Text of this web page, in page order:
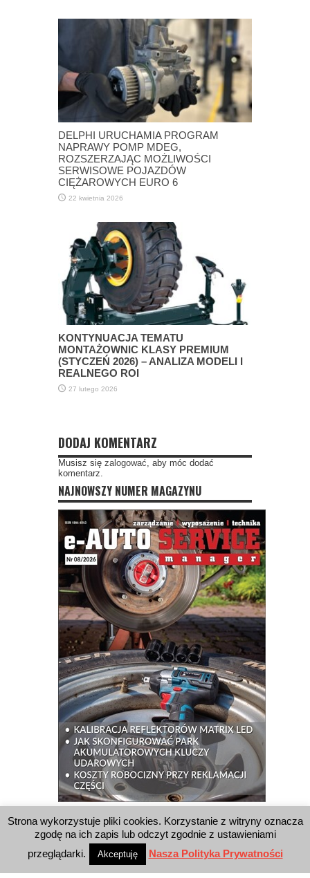
DELPHI URUCHAMIA PROGRAM
NAPRAWY POMP MDEG,
ROZSZERZAJĄC MOŻLIWOŚCI
SERWISOWE POJAZDÓW
CIĘŻAROWYCH EURO 6
22 kwietnia 2026
KONTYNUACJA TEMATU
MONTAŻOWNIC KLASY PREMIUM
(STYCZEŃ 2026) – ANALIZA MODELI I
REALNEGO ROI
27 lutego 2026
DODAJ KOMENTARZ
Musisz się zalogować , aby móc dodać
komentarz.
NAJNOWSZY NUMER MAGAZYNU
WYSZUKIWARKA
Strona wykorzystuje pliki cookies. Korzystanie z witryny oznacza
zgodę na ich zapis lub odczyt zgodnie z ustawieniami
przeglądarki.
Akceptuję Nasza Polityka Prywatności